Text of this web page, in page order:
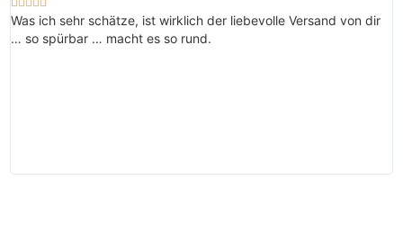
Was ich sehr schätze, ist wirklich der liebevolle Versand von dir
… so spürbar … macht es so rund.